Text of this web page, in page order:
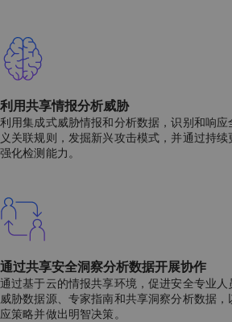
利用共享情报分析威胁
利用集成式威胁情报和分析数据，识别和响
义关联规则，发掘新兴攻击模式，并通过持
强化检测能力。
通过共享安全洞察分析数据开展协作
通过基于云的情报共享环境，促进安全专业
威胁数据源、专家指南和共享洞察分析数据
应策略并做出明智决策。